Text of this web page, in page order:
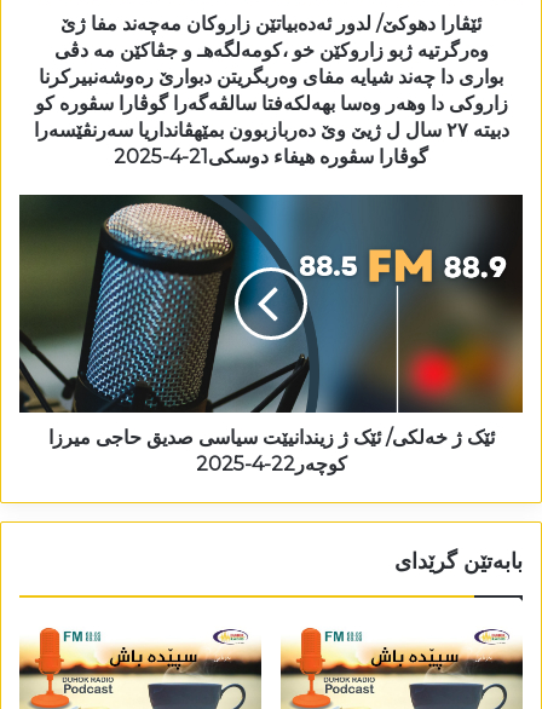
ئێڤارا دھوکێ/ لدور ئەدەبیاتێن زاروکان مەچەند مفا ژێ
وەرگرتیە ژبو زاروکێن خو ،کومەلگەھـ و جڤاکێن مە دڤی
بواری دا چەند شیایە مفای وەربگریتن دبوارێ رەوشەنبیرکرنا
زاروکی دا وھەر وەسا بھەلکەفتا سالڤەگەرا گوڤارا سڤورە کو
دبیتە ٢٧ سال ل ژیێ وێ دەربازبوون بمێھڤانداریا سەرنڤێسەرا
گوڤارا سڤورە ھیفاء دوسکی21-4-2025
ئێک ژ خەلکی/ ئێک ژ زیندانیێت سیاسی صديق حاجی میرزا
کوچەر22-4-2025
بابەتێن گرێدای